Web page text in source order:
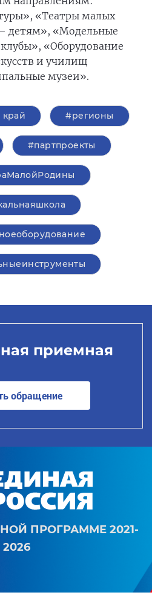
«Театры малых
детям», «Модельные
«Оборудование
и училищ
музеи».
#регионы
#партпроекты
приемная
обращение
ПРОГРАММЕ 2021-
2026